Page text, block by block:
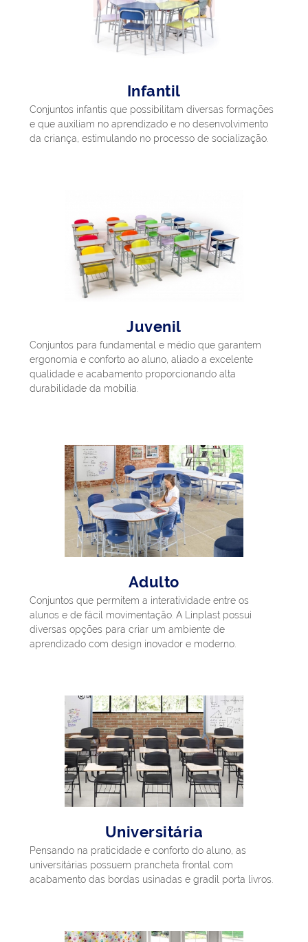
Infantil
Conjuntos infantis que possibilitam diversas formações
e que auxiliam no aprendizado e no desenvolvimento
da criança, estimulando no processo de socialização.
Juvenil
Conjuntos para fundamental e médio que garantem
ergonomia e conforto ao aluno, aliado a excelente
qualidade e acabamento proporcionando alta
durabilidade da mobília.
Adulto
Conjuntos que permitem a interatividade entre os
alunos e de fácil movimentação. A Linplast possui
diversas opções para criar um ambiente de
aprendizado com design inovador e moderno.
Universitária
Pensando na praticidade e conforto do aluno, as
universitárias possuem prancheta frontal com
acabamento das bordas usinadas e gradil porta livros.